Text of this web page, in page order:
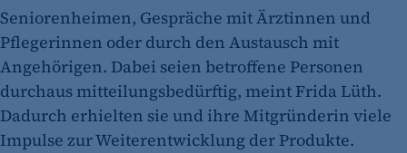
Seniorenheimen, Gespräche mit Ärztinnen und
Pflegerinnen oder durch den Austausch mit
Angehörigen. Dabei seien betroffene Personen
durchaus mitteilungsbedürftig, meint Frida Lüth.
Dadurch erhielten sie und ihre Mitgründerin viele
Impulse zur Weiterentwicklung der Produkte.